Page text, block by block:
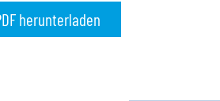
herunterladen